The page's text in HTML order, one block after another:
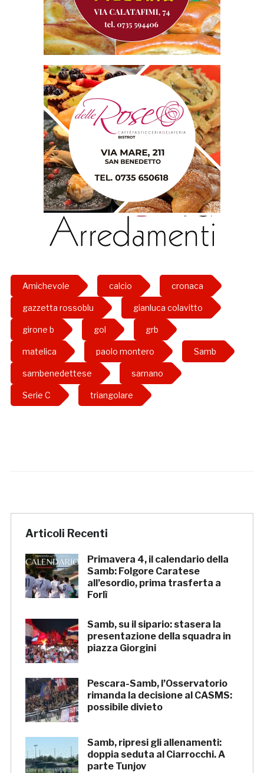
Amichevole calcio cronaca
gazzetta rossoblu gianluca colavitto
girone b gol grb
matelica paolo montero Samb
sambenedettese sarnano
Serie C triangolare
Articoli Recenti
Primavera 4, il calendario della
Samb: Folgore Caratese
all’esordio, prima trasferta a
Forlì
Samb, su il sipario: stasera la
presentazione della squadra in
piazza Giorgini
Pescara-Samb, l’Osservatorio
rimanda la decisione al CASMS:
possibile divieto
Samb, ripresi gli allenamenti:
doppia seduta al Ciarrocchi. A
parte Tunjov